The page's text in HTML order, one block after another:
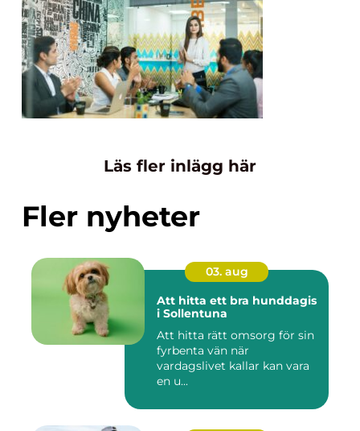
Läs fler inlägg här
Fler nyheter
03. aug
Att hitta ett bra hunddagis
i Sollentuna
Att hitta rätt omsorg för sin
fyrbenta vän när
vardagslivet kallar kan vara
en u...